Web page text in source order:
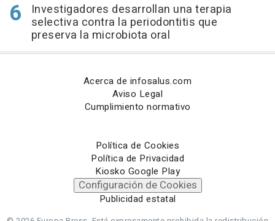
Investigadores desarrollan una terapia
selectiva contra la periodontitis que
preserva la microbiota oral
Acerca de infosalus.com
Aviso Legal
Cumplimiento normativo
Política de Cookies
Política de Privacidad
Kiosko Google Play
Configuración de Cookies
Publicidad estatal